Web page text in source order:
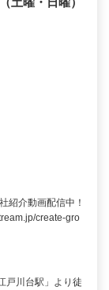
紹介動画配信中！
create-gro
戸川台駅」より徒